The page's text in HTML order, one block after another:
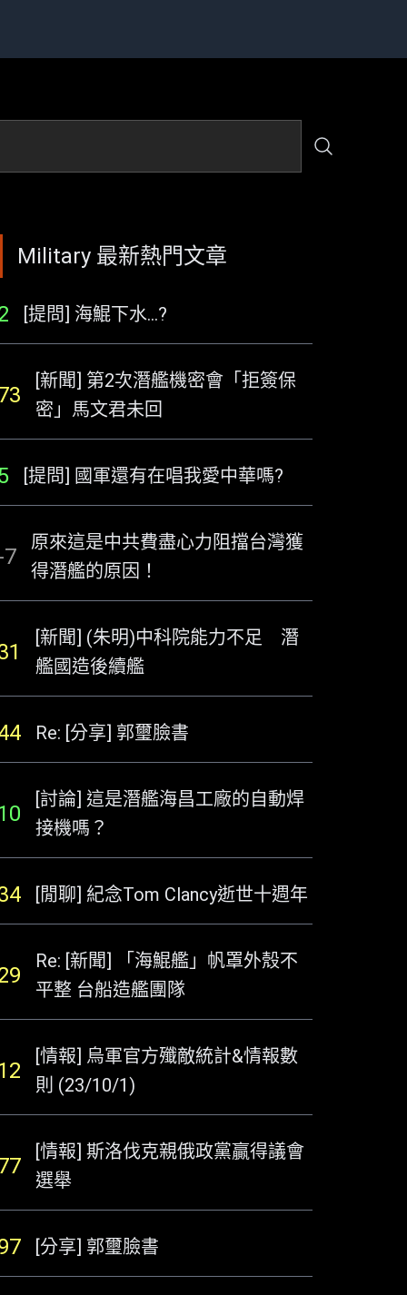
Military 最新熱門文章
[提問] 海鯤下水...?
[新聞] 第2次潛艦機密會「拒簽保
密」馬文君未回
[提問] 國軍還有在唱我愛中華嗎?
7
原來這是中共費盡心力阻擋台灣獲
得潛艦的原因！
[新聞] (朱明)中科院能力不足 潛
艦國造後續艦
Re: [分享] 郭璽臉書
[討論] 這是潛艦海昌工廠的自動焊
接機嗎？
[閒聊] 紀念Tom Clancy逝世十週年
Re: [新聞] 「海鯤艦」帆罩外殼不
平整 台船造艦團隊
[情報] 烏軍官方殲敵統計&情報數
則 (23/10/1)
[情報] 斯洛伐克親俄政黨贏得議會
選舉
[分享] 郭璽臉書